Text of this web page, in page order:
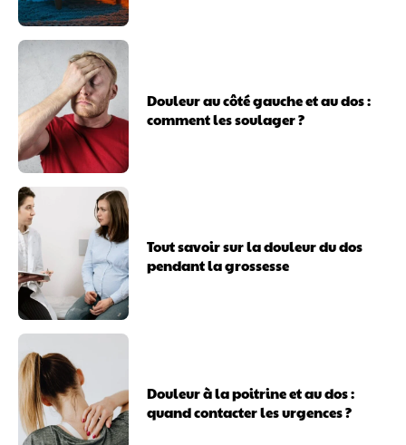
Douleur au côté gauche et au dos :
comment les soulager ?
Tout savoir sur la douleur du dos
pendant la grossesse
Douleur à la poitrine et au dos :
quand contacter les urgences ?